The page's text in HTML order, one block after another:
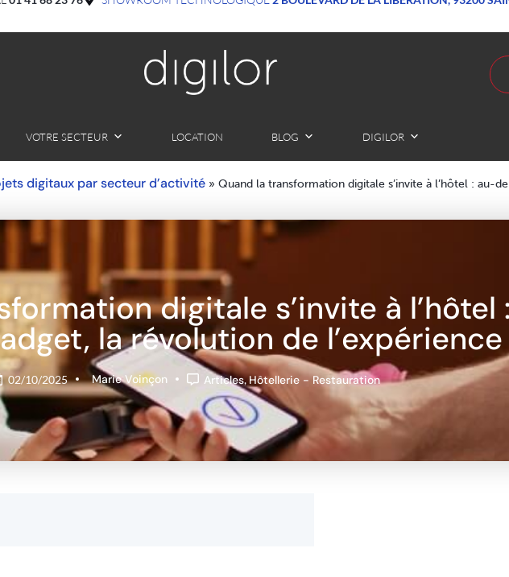
VOTRE SECTEUR LOCATION BLOG DIGILOR
digitaux par secteur d’activité » Quand la transformation digitale s’invite à l’hôtel : au-
digitale s’invite à l’hôtel
la révolution de l’expérience
02/10/2025 Marie Voinçon Articles,Hôtellerie - Restauration